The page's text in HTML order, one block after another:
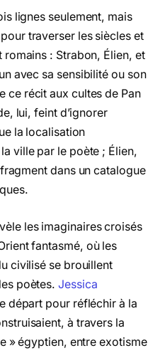
lignes seulement, mais
traverser les siècles et
romains : Strabon, Élien, et
avec sa sensibilité ou son
ce récit aux cultes de Pan
lui, feint d’ignorer
la localisation
ville par le poète ; Élien,
dans un catalogue
les imaginaires croisés
fantasmé, où les
civilisé se brouillent
poètes.Jessica
départ pour réfléchir à la
à travers la
» égyptien, entre exotisme